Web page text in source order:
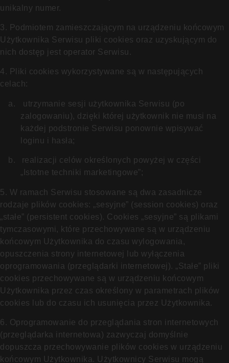
unikalny numer.
3. Podmiotem zamieszczającym na urządzeniu końcowym
Użytkownika Serwisu pliki cookies oraz uzyskującym do
nich dostęp jest operator Serwisu.
4. Pliki cookies wykorzystywane są w następujących
celach:
a.
utrzymanie sesji użytkownika Serwisu (po
zalogowaniu), dzięki której użytkownik nie musi na
każdej podstronie Serwisu ponownie wpisywać
loginu i hasła;
b.
realizacji celów określonych powyżej w części
„Istotne techniki marketingowe”;
5. W ramach Serwisu stosowane są dwa zasadnicze
rodzaje plików cookies: „sesyjne” (session cookies) oraz
„stałe” (persistent cookies). Cookies „sesyjne” są plikami
tymczasowymi, które przechowywane są w urządzeniu
końcowym Użytkownika do czasu wylogowania,
opuszczenia strony internetowej lub wyłączenia
oprogramowania (przeglądarki internetowej). „Stałe” pliki
cookies przechowywane są w urządzeniu końcowym
Użytkownika przez czas określony w parametrach plików
cookies lub do czasu ich usunięcia przez Użytkownika.
6. Oprogramowanie do przeglądania stron internetowych
(przeglądarka internetowa) zazwyczaj domyślnie
dopuszcza przechowywanie plików cookies w urządzeniu
końcowym Użytkownika. Użytkownicy Serwisu mogą